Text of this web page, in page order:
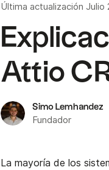
Última actualización Julio
Attio
Simo Lemhandez
Fundador
La mayoría de los